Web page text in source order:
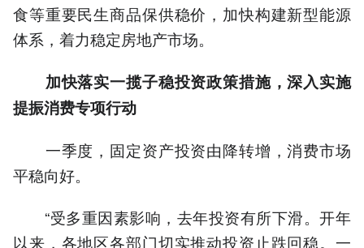
食等重要民生商品保供稳价，加快构建新型能源
体系，着力稳定房地产市场。
加快落实一揽子稳投资政策措施，深入实施
提振消费专项行动
一季度，固定资产投资由降转增，消费市场
平稳向好。
“受多重因素影响，去年投资有所下滑。开年
以来，各地区各部门切实推动投资止跌回稳。一